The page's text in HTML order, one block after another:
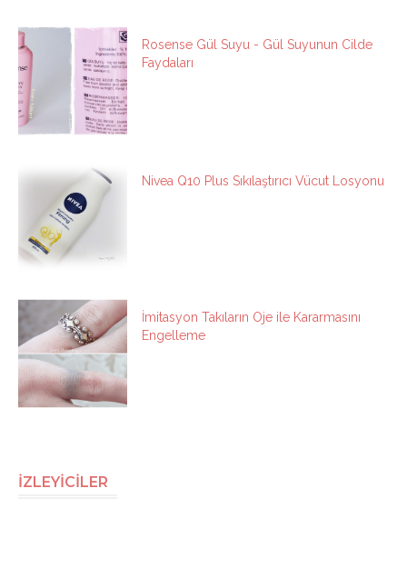
Rosense Gül Suyu - Gül Suyunun Cilde
Faydaları
Nivea Q10 Plus Sıkılaştırıcı Vücut Losyonu
İmitasyon Takıların Oje ile Kararmasını
Engelleme
İZLEYİCİLER